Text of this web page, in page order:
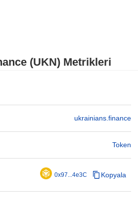
(UKN) Metrikleri
ukrainians.finance
Token
0x97...4e3C Kopyala